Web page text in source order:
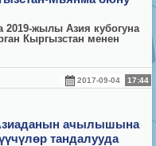
2019-жылы Азия кубогуна
Кыргызстан менен
2017-09-04 17:44
ачылышына
тандалууда